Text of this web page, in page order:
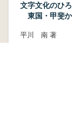
文字文化のひ
東国・甲斐
平川 南 著